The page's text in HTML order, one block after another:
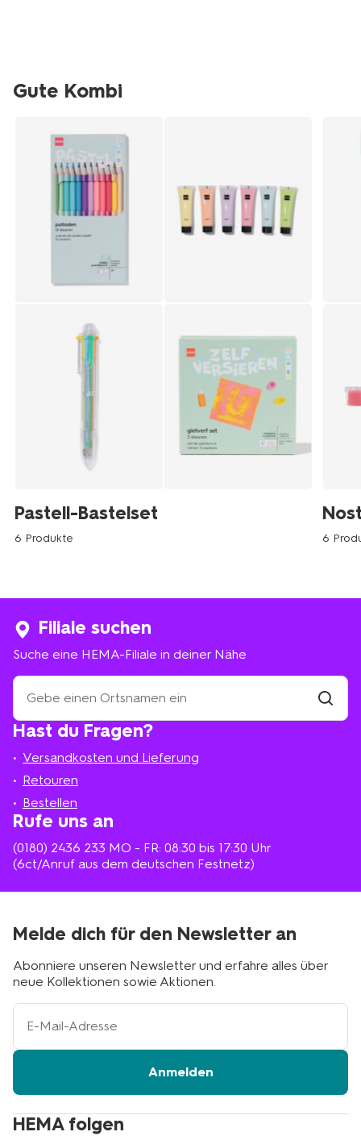
Gute Kombi
Pastell-Bastelset
6 Produkte 6
Hast du Fragen?
Versandkosten und Lieferung
Retouren
Bestellen
Rufe uns an
(0180) 2436 233 MO - FR: 08:30 bis 17:30 Uhr
(6ct/Anruf aus dem deutschen Festnetz)
Filiale suchen
Suche eine HEMA-Filiale in deiner Nähe
Suche
eine
HEMA-
Filiale
deiner
Nähe
Filiale
HEMA folgen
Melde dich für den Newsletter an
Abonniere unseren Newsletter und erfahre alles über
neue Kollektionen sowie Aktionen.
Ihre
Adresse
Anmelden